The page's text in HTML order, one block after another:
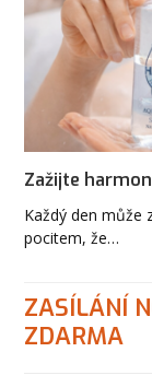
Zažijte
Každý den může
pocitem, že…
ZASÍLÁNÍ
ZDARMA